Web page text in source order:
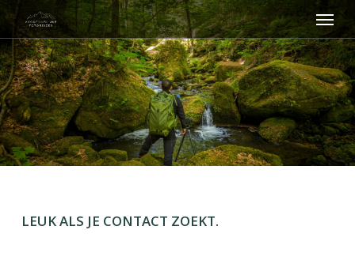
Skip
main
content
Menu
LEUK ALS JE CONTACT ZOEKT.